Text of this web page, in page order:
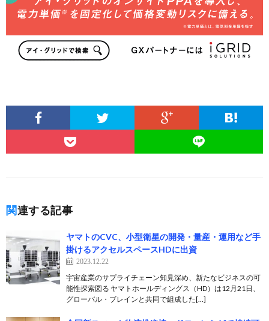
関連する記事
ヤマトのCVC、小型衛星の開発・量産・運用など手
掛けるアクセルスペースHDに出資
2023.12.22
宇宙産業のサプライチェーン知見深め、新たなビジネスの可
能性探索図る ヤマトホールディングス（HD）は12月21日、
グローバル・ブレインと共同で組成した[…]